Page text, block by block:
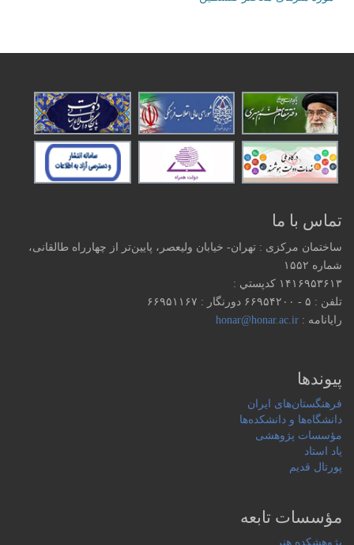
تماس با ما
ساختمان مرکزی : تهران- خیابان ولیعصر، پایین‌تر از چهارراه طالقانی،
شماره ۱۵۵۲
۱۴۱۶۹۵۳۶۱۳ كدپستي :
تلفن : ۵ - ۶۶۹۵۴۲۰۰ دورنگار : ۶۶۹۵۱۱۶۷
رایانامه :honar@honar.ac.ir
پیوندها
فرهنگستان‌های ایران
دانشگاه‌ها و دانشکده‌ها
مؤسسات پژوهشی
یاد استاد
پورتال قدیم
مؤسسات تابعه
پژوهشکده هنر